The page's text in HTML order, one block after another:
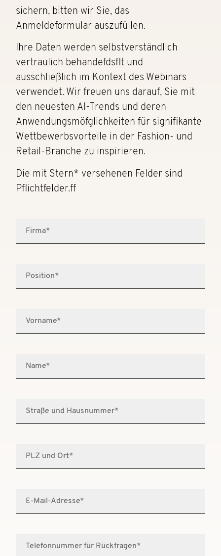
sichern, bitten wir Sie, das
Anmeldeformular auszufüllen.
Ihre Daten werden selbstverständlich
vertraulich behandefdsflt und
ausschließlich im Kontext des Webinars
verwendet. Wir freuen uns darauf, Sie mit
den neuesten AI-Trends und deren
Anwendungsmöfglichkeiten für signifikante
Wettbewerbsvorteile in der Fashion- und
Retail-Branche zu inspirieren.
Die mit Stern* versehenen Felder sind
Pflichtfelder.ff